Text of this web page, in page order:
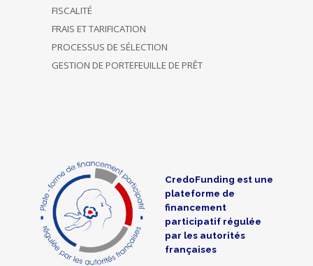
FISCALITÉ
FRAIS ET TARIFICATION
PROCESSUS DE SÉLECTION
GESTION DE PORTEFEUILLE DE PRÊT
CredoFunding est une
plateforme de
financement
participatif régulée
par les autorités
françaises